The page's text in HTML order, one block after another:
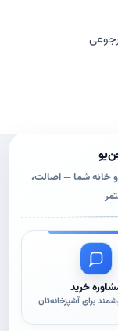
خانه شما — اصالت،
خرید
برای آشپزخانه‌تان